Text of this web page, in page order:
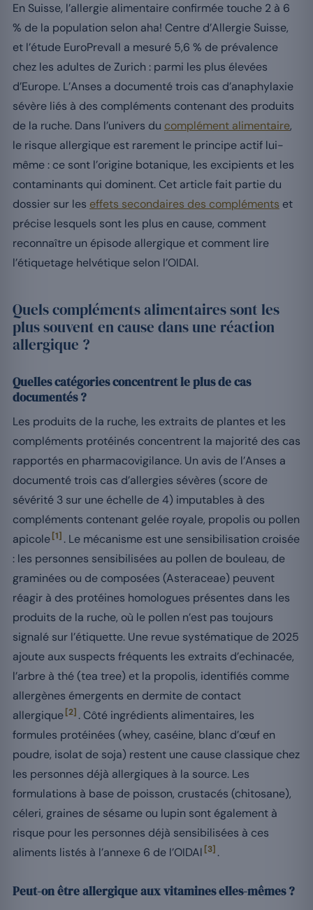
En Suisse, l’allergie alimentaire confirmée touche 2 à 6
% de la population selon aha! Centre d’Allergie Suisse,
et l’étude EuroPrevall a mesuré 5,6 % de prévalence
chez les adultes de Zurich : parmi les plus élevées
d’Europe. L’Anses a documenté trois cas d’anaphylaxie
sévère liés à des compléments contenant des produits
de la ruche. Dans l’univers du complément alimentaire,
le risque allergique est rarement le principe actif lui-
même : ce sont l’origine botanique, les excipients et les
contaminants qui dominent. Cet article fait partie du
dossier sur les effets secondaires des compléments et
précise lesquels sont les plus en cause, comment
reconnaître un épisode allergique et comment lire
l’étiquetage helvétique selon l’OIDAl.
Quels compléments alimentaires sont les
plus souvent en cause dans une réaction
allergique ?
Quelles catégories concentrent le plus de cas
documentés ?
Les produits de la ruche, les extraits de plantes et les
compléments protéinés concentrent la majorité des cas
rapportés en pharmacovigilance. Un avis de l’Anses a
documenté trois cas d’allergies sévères (score de
sévérité 3 sur une échelle de 4) imputables à des
compléments contenant gelée royale, propolis ou pollen
apicole[1] . Le mécanisme est une sensibilisation croisée
: les personnes sensibilisées au pollen de bouleau, de
graminées ou de composées (Asteraceae) peuvent
réagir à des protéines homologues présentes dans les
produits de la ruche, où le pollen n’est pas toujours
signalé sur l’étiquette. Une revue systématique de 2025
ajoute aux suspects fréquents les extraits d’echinacée,
l’arbre à thé (tea tree) et la propolis, identifiés comme
allergènes émergents en dermite de contact
allergique[2] . Côté ingrédients alimentaires, les
formules protéinées (whey, caséine, blanc d’œuf en
poudre, isolat de soja) restent une cause classique chez
les personnes déjà allergiques à la source. Les
formulations à base de poisson, crustacés (chitosane),
céleri, graines de sésame ou lupin sont également à
risque pour les personnes déjà sensibilisées à ces
aliments listés à l’annexe 6 de l’OIDAl [3] .
Peut-on être allergique aux vitamines elles-mêmes ?